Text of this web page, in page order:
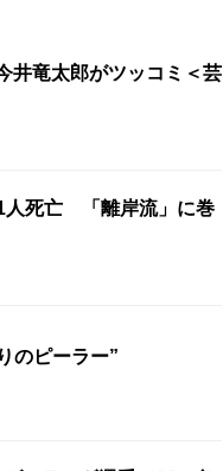
井竜太郎がツッコミ＜芸
人死亡 「離岸流」に巻
のピーラー”